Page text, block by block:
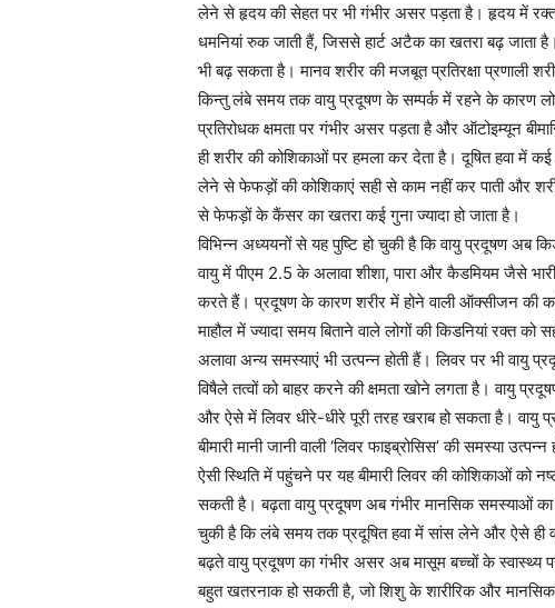
लेने से हृदय की सेहत पर भी गंभीर असर पड़ता है। हृदय में
धमनियां रुक जाती हैं, जिससे हार्ट अटैक का खतरा बढ़ जाता
भी बढ़ सकता है। मानव शरीर की मजबूत प्रतिरक्षा प्रणाली
किन्तु लंबे समय तक वायु प्रदूषण के सम्पर्क में रहने के कारण
प्रतिरोधक क्षमता पर गंभीर असर पड़ता है और ऑटोइम्यून
ही शरीर की कोशिकाओं पर हमला कर देता है। दूषित हवा में
लेने से फेफड़ों की कोशिकाएं सही से काम नहीं कर पाती और
से फेफड़ों के कैंसर का खतरा कई गुना ज्यादा हो जाता है।
विभिन्न अध्ययनों से यह पुष्टि हो चुकी है कि वायु प्रदूषण अब
वायु में पीएम 2.5 के अलावा शीशा, पारा और कैडमियम जैसे
करते हैं। प्रदूषण के कारण शरीर में होने वाली ऑक्सीजन की कमी
माहौल में ज्यादा समय बिताने वाले लोगों की किडनियां रक्त
अलावा अन्य समस्याएं भी उत्पन्न होती हैं। लिवर पर भी वायु
विषैले तत्वों को बाहर करने की क्षमता खोने लगता है। वायु
और ऐसे में लिवर धीरे-धीरे पूरी तरह खराब हो सकता है। वायु
बीमारी मानी जानी वाली ‘लिवर फाइब्रोसिस’ की समस्या
ऐसी स्थिति में पहुंचने पर यह बीमारी लिवर की कोशिकाओं को
सकती है। बढ़ता वायु प्रदूषण अब गंभीर मानसिक समस्याओं
चुकी है कि लंबे समय तक प्रदूषित हवा में सांस लेने और ऐसे ही
बढ़ते वायु प्रदूषण का गंभीर असर अब मासूम बच्चों के स्वास्थ्य
बहुत खतरनाक हो सकती है, जो शिशु के शारीरिक और